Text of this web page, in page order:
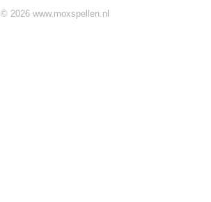
© 2026 www.moxspellen.nl